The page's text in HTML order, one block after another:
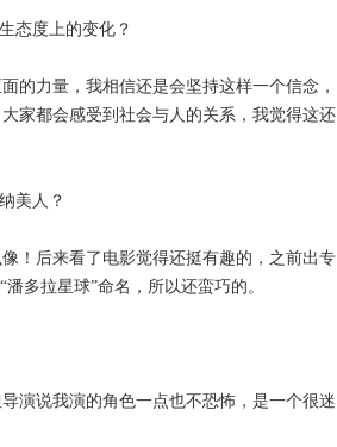
态度上的变化？
力量，我相信还是会坚持这样一个信念，
家都会感受到社会与人的关系，我觉得这还
美人？
后来看了电影觉得还挺有趣的，之前出专
多拉星球”命名，所以还蛮巧的。
说我演的角色一点也不恐怖，是一个很迷